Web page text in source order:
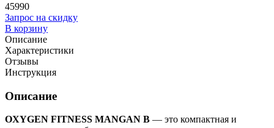
45990
Запрос на скидку
В корзину
Описание
Характеристики
Отзывы
Инструкция
Описание
OXYGEN FITNESS MANGAN B — это компактная и